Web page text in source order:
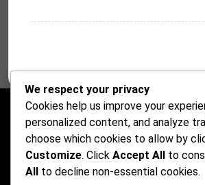
We respect your privacy
Cookies help us improve your
personalized content, and analyze
choose which cookies to allow by
Customize. Click Accept All to
All to decline non-essential cookies.